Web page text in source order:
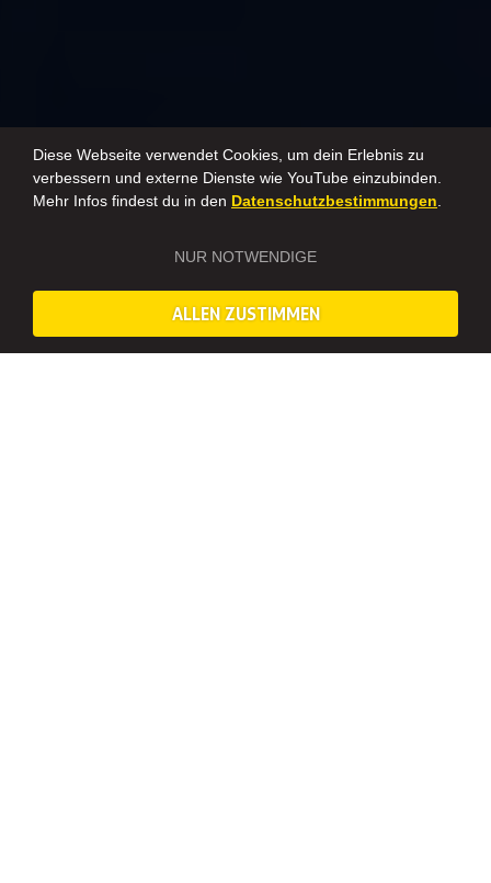
Diese Webseite verwendet Cookies, um dein Erlebnis zu
verbessern und externe Dienste wie YouTube einzubinden.
Mehr Infos findest du in den Datenschutzbestimmungen.
NUR NOTWENDIGE
ALLEN ZUSTIMMEN